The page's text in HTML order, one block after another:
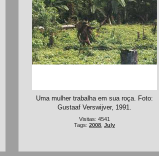
Uma mulher trabalha em sua roça. Foto:
Gustaaf Verswijver, 1991.
Visitas: 4541
Tags: 2008 July